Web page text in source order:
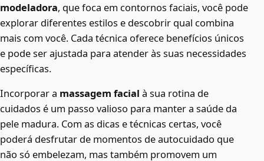
modeladora, que foca em contornos faciais, você pode
explorar diferentes estilos e descobrir qual combina
mais com você. Cada técnica oferece benefícios únicos
e pode ser ajustada para atender às suas necessidades
específicas.
Incorporar a massagem facial à sua rotina de
cuidados é um passo valioso para manter a saúde da
pele madura. Com as dicas e técnicas certas, você
poderá desfrutar de momentos de autocuidado que
não só embelezam, mas também promovem um